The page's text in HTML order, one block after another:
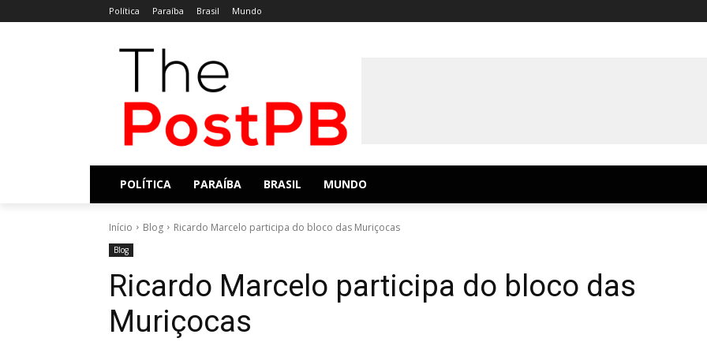
Política Paraíba Brasil Mundo
POLÍTICA PARAÍBA BRASIL MUNDO
Início Blog Ricardo Marcelo participa do bloco das Muriçocas
Blog
Ricardo Marcelo participa do bloco das
Muriçocas